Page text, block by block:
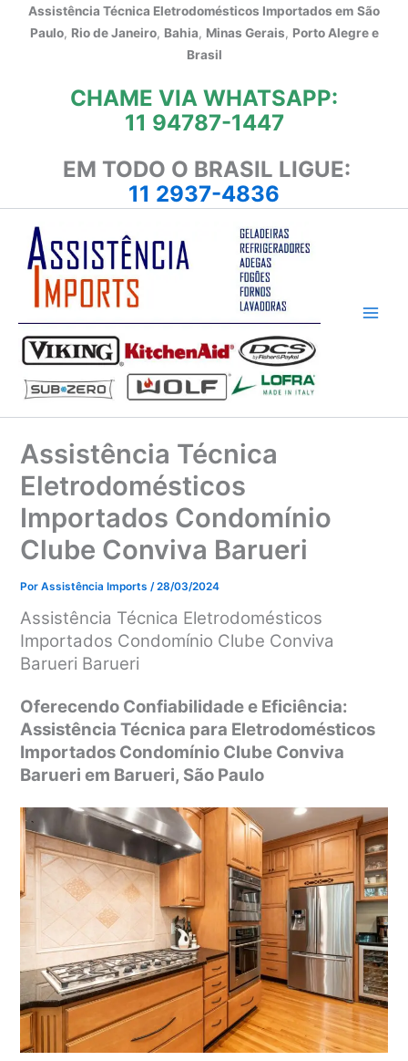
Assistência Técnica Eletrodomésticos Importados em São
Paulo, Rio de Janeiro, Bahia, Minas Gerais, Porto Alegre e
Brasil
CHAME VIA WHATSAPP:
11 94787-1447
EM TODO O BRASIL LIGUE:
11 2937-4836
Assistência Técnica
Eletrodomésticos
Importados Condomínio
Clube Conviva Barueri
PorAssistência Imports/28/03/2024
Assistência Técnica Eletrodomésticos
Importados Condomínio Clube Conviva
Barueri Barueri
Oferecendo Confiabilidade e Eficiência:
Assistência Técnica para Eletrodomésticos
Importados Condomínio Clube Conviva
Barueri em Barueri, São Paulo